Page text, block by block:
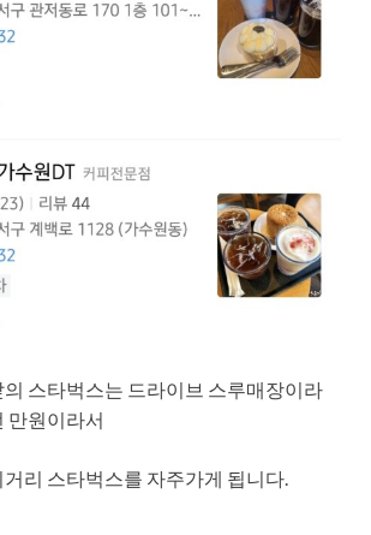
스타벅스는 드라이브 스루매장이라
만원이라서
리 스타벅스를 자주가게 됩니다.